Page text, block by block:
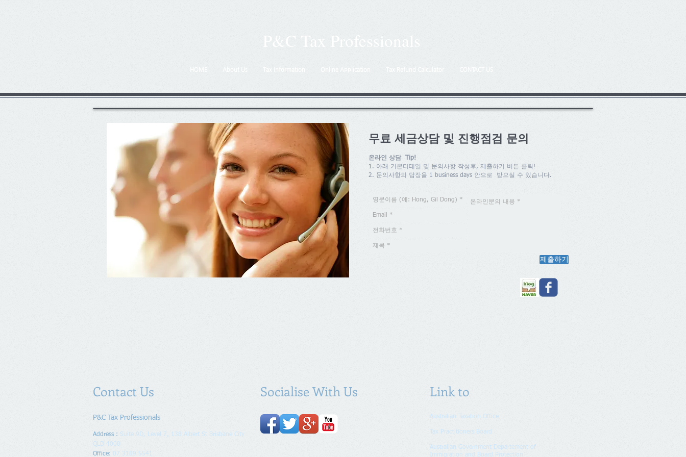
P&C Tax Professionals
HOME About Us Tax Information Online Application Tax Refund Calculator CONTACT US
무료 세금상담 및 진행점검 문의
온라인 상담 Tip!
1. 아래 기본디테일 및 문의사항 작성후, 제출하기 버튼 클릭!
2. 문의사항의 답장을 1 business days 안으로 받으실 수 있습니다.
제출하기
Contact Us
P&C Tax Professionals
Address : Suite 9D, Level 7, 138 Albert St Brisbane City
QLD 4000
Office: 07 3189 5541
Socialise With Us Link to
Australian Taxation Office
Tax Practitioners Board
Australian Government Departement of
Immigration and Board Protection